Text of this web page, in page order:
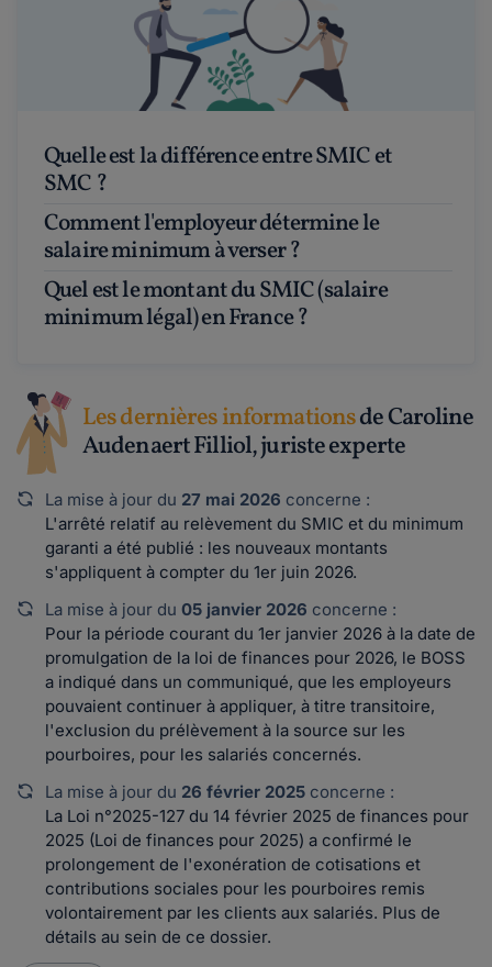
Quelle est la différence entre SMIC et
SMC ?
Comment l'employeur détermine le
salaire minimum à verser ?
Quel est le montant du SMIC (salaire
minimum légal) en France ?
Les dernières informationsde Caroline
Audenaert Filliol, juriste experte
La mise à jour du 27 mai 2026 concerne :
L'arrêté relatif au relèvement du SMIC et du minimum
garanti a été publié : les nouveaux montants
s'appliquent à compter du 1er juin 2026.
La mise à jour du 05 janvier 2026 concerne :
Pour la période courant du 1er janvier 2026 à la date de
promulgation de la loi de finances pour 2026, le BOSS
a indiqué dans un communiqué, que les employeurs
pouvaient continuer à appliquer, à titre transitoire,
l'exclusion du prélèvement à la source sur les
pourboires, pour les salariés concernés.
La mise à jour du 26 février 2025 concerne :
La Loi n°2025-127 du 14 février 2025 de finances pour
2025 (Loi de finances pour 2025) a confirmé le
prolongement de l'exonération de cotisations et
contributions sociales pour les pourboires remis
volontairement par les clients aux salariés. Plus de
détails au sein de ce dossier.